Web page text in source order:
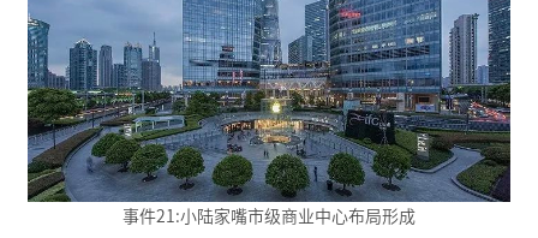
事件21:小陆家嘴市级商业中心布局形成